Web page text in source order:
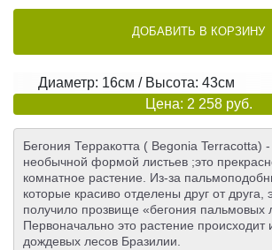
ДОБАВИТЬ В КОРЗИНУ
Диаметр: 16см / Высота: 43см
Цена: 2 258 руб.
Бегония Терракотта ( Begonia Terracotta) -
необычной формой листьев ;это
комнатное растение. Из-за
которые красиво отделены друг от друга,
получило прозвище «бегония пальмовых
Первоначально это растение происходит
дождевых лесов Бразилии.